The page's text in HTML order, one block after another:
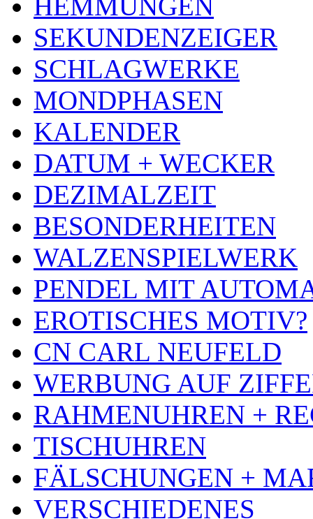
HEMMUNGEN
SEKUNDENZEIGER
SCHLAGWERKE
MONDPHASEN
KALENDER
DATUM + WECKER
DEZIMALZEIT
BESONDERHEITEN
WALZENSPIELWERK
PENDEL MIT
EROTISCHES MOTIV?
CN CARL NEUFELD
WERBUNG AUF
RAHMENUHREN +
TISCHUHREN
FÄLSCHUNGEN +
VERSCHIEDENES